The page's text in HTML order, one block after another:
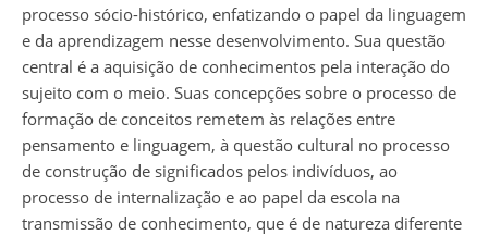
processo sócio-histórico, enfatizando o papel da linguagem
e da aprendizagem nesse desenvolvimento. Sua questão
central é a aquisição de conhecimentos pela interação do
sujeito com o meio. Suas concepções sobre o processo de
formação de conceitos remetem às relações entre
pensamento e linguagem, à questão cultural no processo
de construção de significados pelos indivíduos, ao
processo de internalização e ao papel da escola na
transmissão de conhecimento, que é de natureza diferente